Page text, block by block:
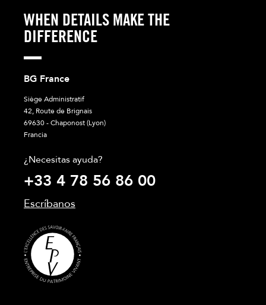
WHEN DETAILS MAKE THE
DIFFERENCE
BG France
Siège Administratif
42, Route de Brignais
69630 - Chaponost (Lyon)
Francia
¿Necesitas ayuda?
+33 4 78 56 86 00
Escríbanos